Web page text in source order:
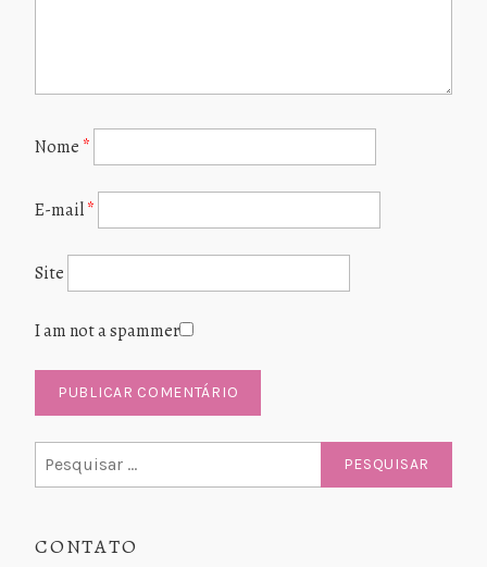
Nome *
E-mail*
Site
I am not a spammer
por:
CONTATO